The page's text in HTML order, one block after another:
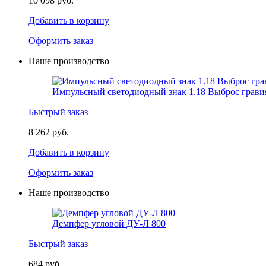
Добавить в корзину
Оформить заказ
Наше производство
Импульсный светодиодный знак 1.18 Выброс
Быстрый заказ
8 262 руб.
Добавить в корзину
Оформить заказ
Наше производство
Демпфер угловой ДУ-Л 800
Быстрый заказ
684 руб.